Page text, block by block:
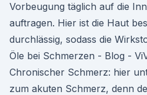
Vorbeugung täglich auf die
auftragen. Hier ist die Haut
durchlässig, sodass die
Öle bei Schmerzen - Blog -
Chronischer Schmerz: hier
zum akuten Schmerz, denn